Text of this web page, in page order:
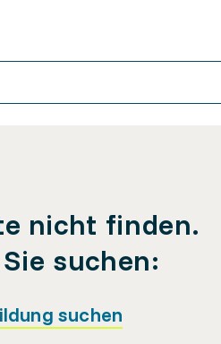
nicht finden.
suchen:
suchen